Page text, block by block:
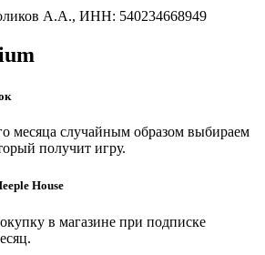
А.А., ИНН: 540234668949
месяца случайным образом выбираем
получит игру.
House
в магазине при подписке